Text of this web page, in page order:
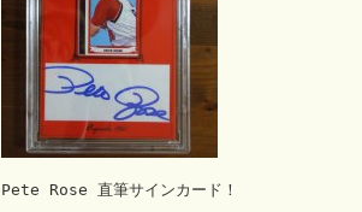
Pete Rose 直筆サインカード！